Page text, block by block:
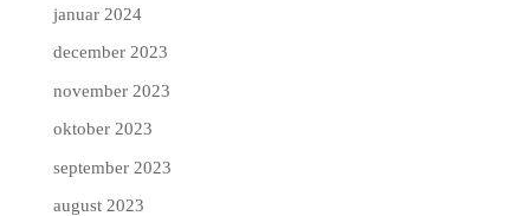
januar 2024
december 2023
november 2023
oktober 2023
september 2023
august 2023